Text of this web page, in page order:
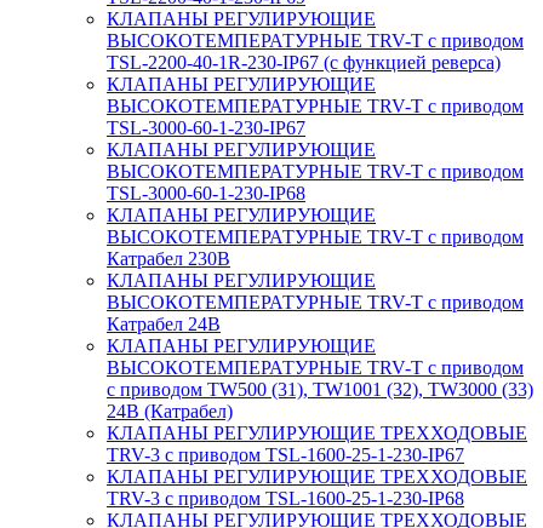
КЛАПАНЫ РЕГУЛИРУЮЩИЕ
ВЫСОКОТЕМПЕРАТУРНЫЕ TRV-T с приводом
TSL-2200-40-1R-230-IP67 (с функцией реверса)
КЛАПАНЫ РЕГУЛИРУЮЩИЕ
ВЫСОКОТЕМПЕРАТУРНЫЕ TRV-T с приводом
TSL-3000-60-1-230-IP67
КЛАПАНЫ РЕГУЛИРУЮЩИЕ
ВЫСОКОТЕМПЕРАТУРНЫЕ TRV-T с приводом
TSL-3000-60-1-230-IP68
КЛАПАНЫ РЕГУЛИРУЮЩИЕ
ВЫСОКОТЕМПЕРАТУРНЫЕ TRV-T с приводом
Катрабел 230В
КЛАПАНЫ РЕГУЛИРУЮЩИЕ
ВЫСОКОТЕМПЕРАТУРНЫЕ TRV-T с приводом
Катрабел 24В
КЛАПАНЫ РЕГУЛИРУЮЩИЕ
ВЫСОКОТЕМПЕРАТУРНЫЕ TRV-T с приводом
с приводом TW500 (31), TW1001 (32), TW3000 (33)
24В (Катрабел)
КЛАПАНЫ РЕГУЛИРУЮЩИЕ ТРЕХХОДОВЫЕ
TRV-3 с приводом TSL-1600-25-1-230-IP67
КЛАПАНЫ РЕГУЛИРУЮЩИЕ ТРЕХХОДОВЫЕ
TRV-3 с приводом TSL-1600-25-1-230-IP68
КЛАПАНЫ РЕГУЛИРУЮЩИЕ ТРЕХХОДОВЫЕ